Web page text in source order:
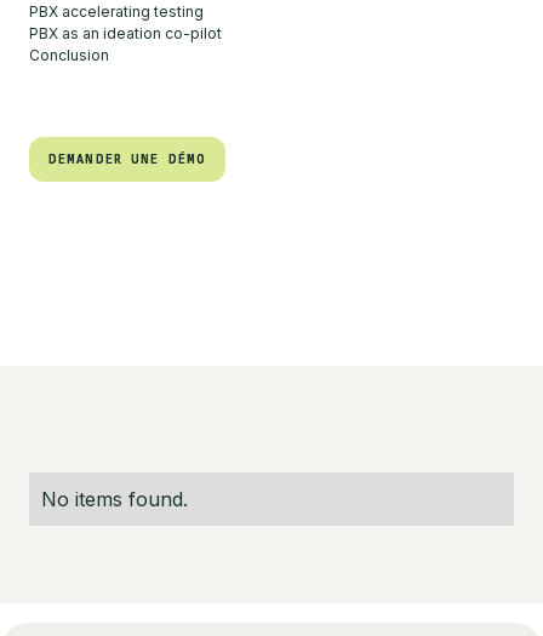
PBX accelerating testing
PBX as an ideation co-pilot
Conclusion
DEMANDER UNE DÉMO
DEMANDER UNE DÉMO
No items found.